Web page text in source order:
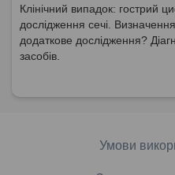
Клінічний випадок: гострий
дослідження сечі.
додаткове дослідження?
засобів.
Умови